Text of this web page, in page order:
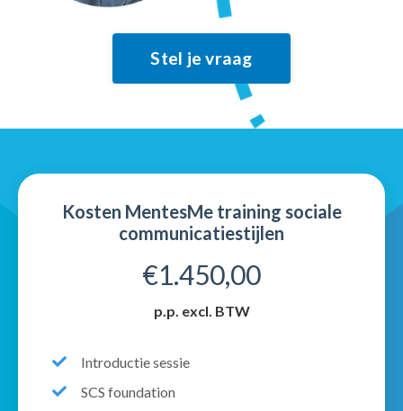
Stel je vraag
Kosten MentesMe training sociale
communicatiestijlen
€1.450,00
p.p. excl. BTW
Introductie sessie
SCS foundation